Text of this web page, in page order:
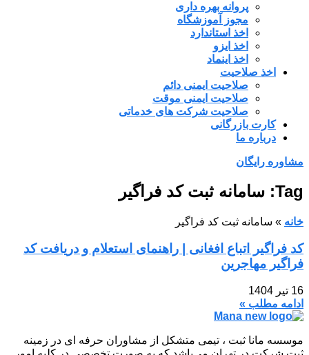
پروانه بهره داری
مجوز آموزشگاه
اخذ استاندارد
اخذ ایزو
اخذ اینماد
اخذ صلاحیت
صلاحیت ایمنی دائم
صلاحیت ایمنی موقت
صلاحیت شرکت های خدماتی
کارت بازرگانی
درباره ما
مشاوره رایگان
Tag: سامانه ثبت کد فراگیر
خانه » سامانه ثبت کد فراگیر
کد فراگیر اتباع افغانی | راهنمای استعلام و دریافت کد
فراگیر مهاجرین
16 تیر 1404
ادامه مطلب »
موسسه مانا ثبت ، تیمی متشکل از مشاوران حرفه ای در زمینه